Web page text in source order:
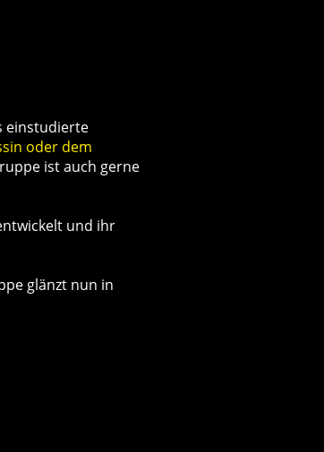
einstudierte
oder dem
ist auch gerne
und ihr
glänzt nun in